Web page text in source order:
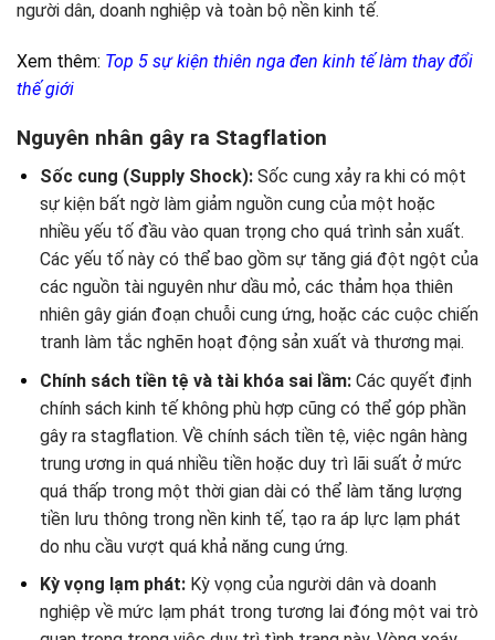
người dân, doanh nghiệp và toàn bộ nền kinh tế.
Xem thêm: Top 5 sự kiện thiên nga đen kinh tế làm thay đổi
thế giới
Nguyên nhân gây ra Stagflation
Sốc cung (Supply Shock):Sốc cung xảy ra khi có một
sự kiện bất ngờ làm giảm nguồn cung của một hoặc
nhiều yếu tố đầu vào quan trọng cho quá trình sản xuất.
Các yếu tố này có thể bao gồm sự tăng giá đột ngột của
các nguồn tài nguyên như dầu mỏ, các thảm họa thiên
nhiên gây gián đoạn chuỗi cung ứng, hoặc các cuộc chiến
tranh làm tắc nghẽn hoạt động sản xuất và thương mại.
Chính sách tiền tệ và tài khóa sai lầm:Các quyết định
chính sách kinh tế không phù hợp cũng có thể góp phần
gây ra stagflation. Về chính sách tiền tệ, việc ngân hàng
trung ương in quá nhiều tiền hoặc duy trì lãi suất ở mức
quá thấp trong một thời gian dài có thể làm tăng lượng
tiền lưu thông trong nền kinh tế, tạo ra áp lực lạm phát
do nhu cầu vượt quá khả năng cung ứng.
Kỳ vọng lạm phát:Kỳ vọng của người dân và doanh
nghiệp về mức lạm phát trong tương lai đóng một vai trò